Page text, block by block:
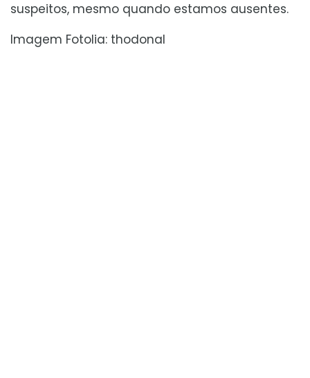
suspeitos, mesmo quando estamos ausentes.
Imagem Fotolia: thodonal